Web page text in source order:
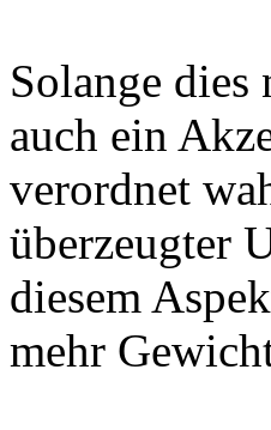
Solange
auch ein
verordnet
überzeugter
diesem
mehr